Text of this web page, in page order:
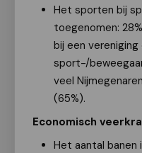
Het sporten bij
toegenomen:
bij een vereniging
sport-/
veel
(65%).
Economisch
Het aantal banen